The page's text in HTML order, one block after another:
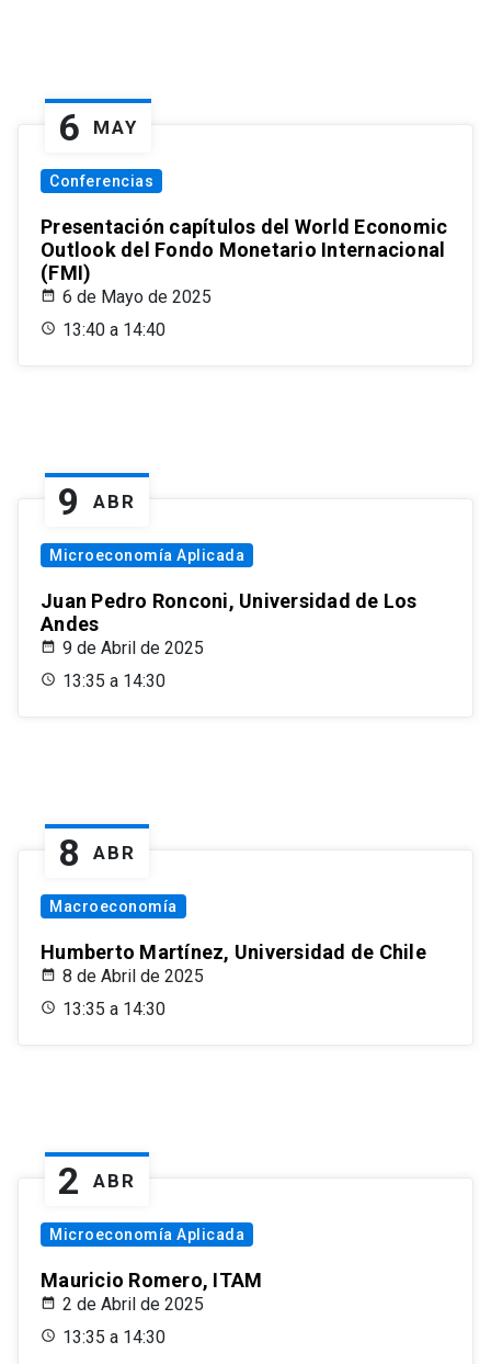
6 MAY
Conferencias
Presentación capítulos del World Economic
Outlook del Fondo Monetario Internacional
(FMI)
6 de Mayo de 2025
13:40 a 14:40
9 ABR
Microeconomía Aplicada
Juan Pedro Ronconi, Universidad de Los
Andes
9 de Abril de 2025
13:35 a 14:30
8 ABR
Macroeconomía
Humberto Martínez, Universidad de Chile
8 de Abril de 2025
13:35 a 14:30
2 ABR
Microeconomía Aplicada
Mauricio Romero, ITAM
2 de Abril de 2025
13:35 a 14:30